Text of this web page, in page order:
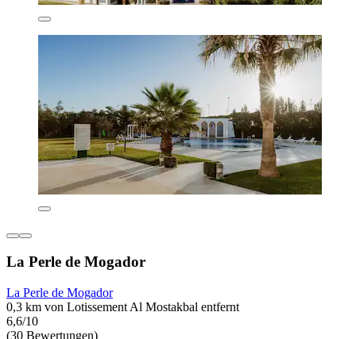
La Perle de Mogador
La Perle de Mogador
0,3 km von Lotissement Al Mostakbal entfernt
6,6/10
(30 Bewertungen)